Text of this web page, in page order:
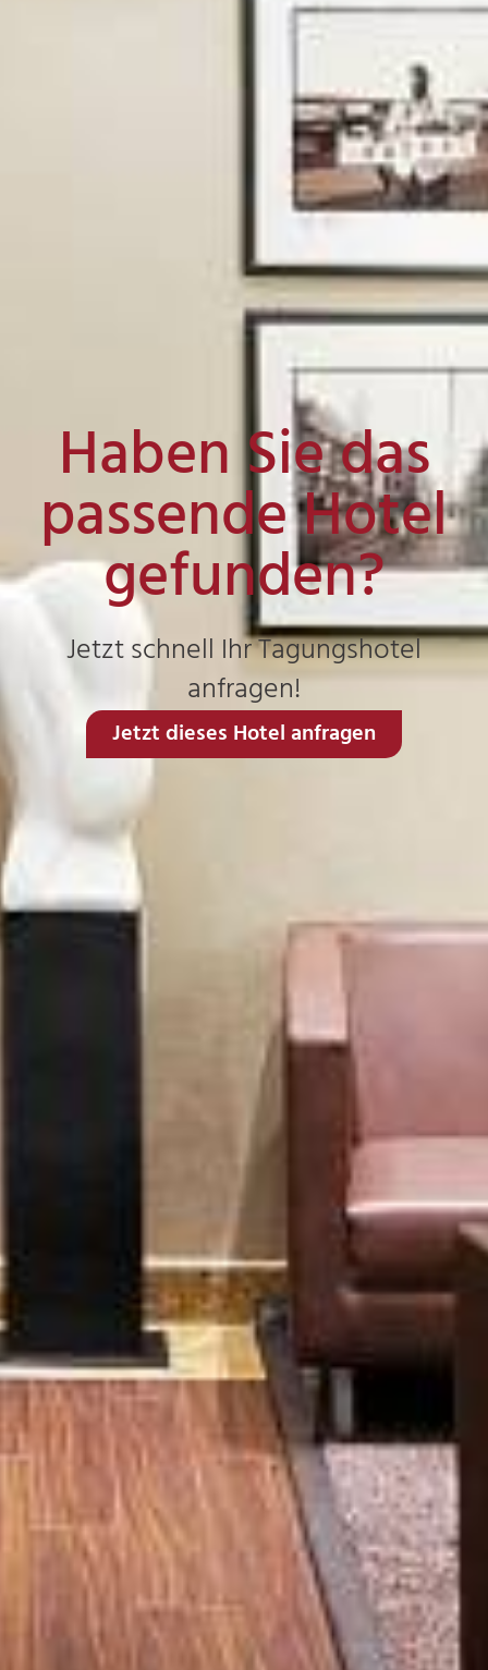
Haben Sie das
passende Hotel
gefunden?
Jetzt schnell Ihr Tagungshotel
anfragen!
Jetzt dieses Hotel anfragen